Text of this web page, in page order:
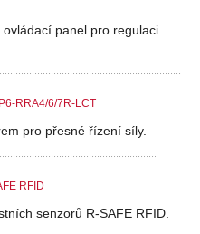
panel pro regulaci
RRA4/6/7R-LCT
pro přesné řízení síly.
RFID
senzorů R-SAFE RFID.